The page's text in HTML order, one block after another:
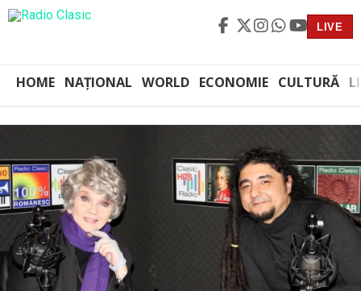
LIVE
HOME NAȚIONAL WORLD ECONOMIE CULTURĂ